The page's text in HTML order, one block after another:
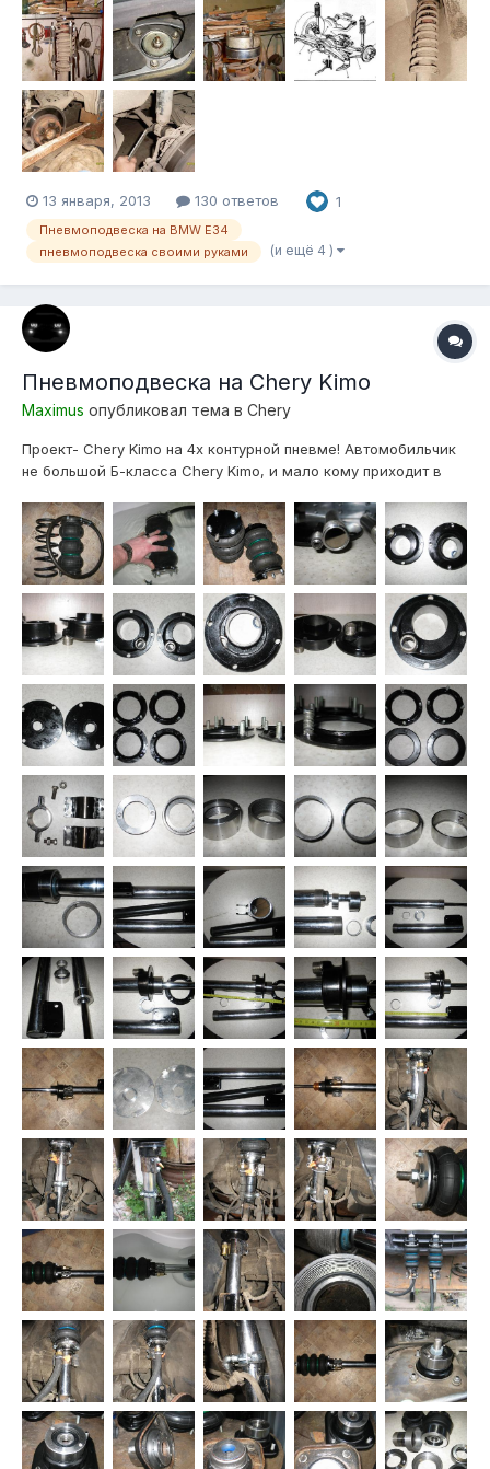
телескопический 3 т, 194-372 мм, вывесить колесо не
может! Приходится за 2-а раза поднимать! Так это только
ход вверх получается около...
13 января, 2013 130 ответов 1
Пневмоподвеска на BMW E34
пневмоподвеска своими руками
(и ещё 4 )
Пневмоподвеска на Chery Kimo
Maximus опубликовал тема в Chery
Проект- Chery Kimo на 4х контурной пневме! Автомобильчик
не большой Б-класса Chery Kimo, и мало кому приходит в
ассоциируется с внедорожниками и коммерческим
транспортом,- но мы не многие... Размеры и масса
автомобиля:Длина х ширина х высот...